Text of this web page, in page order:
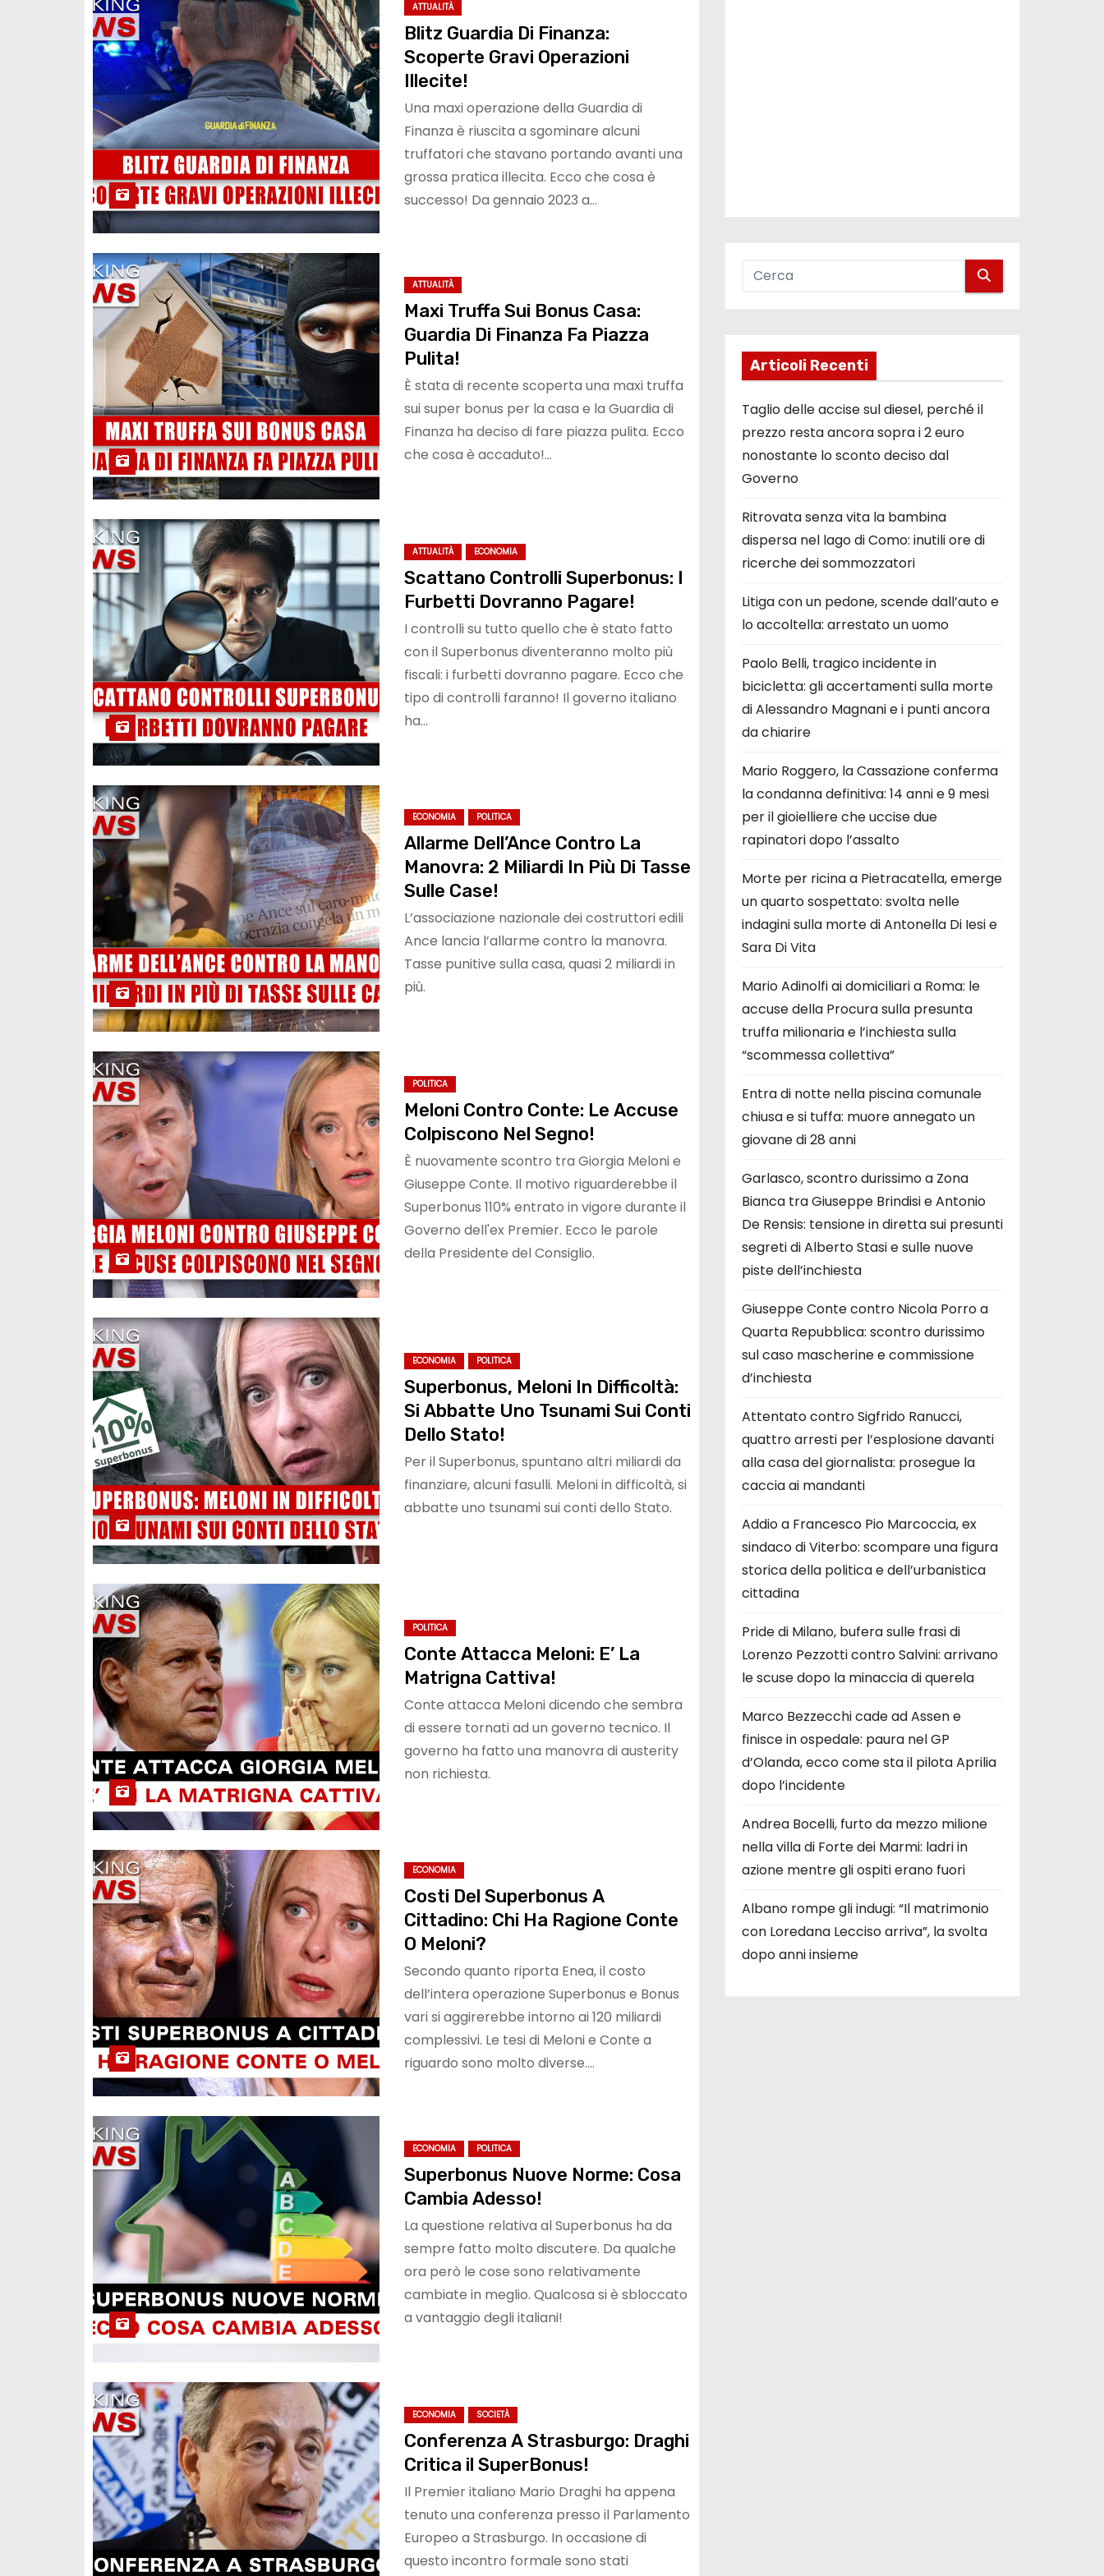
ATTUALITÀ
Blitz Guardia Di Finanza:
Scoperte Gravi Operazioni
Illecite!
Una maxi operazione della Guardia di
Finanza è riuscita a sgominare alcuni
truffatori che stavano portando avanti una
grossa pratica illecita. Ecco che cosa è
successo! Da gennaio 2023 a…
ATTUALITÀ
Maxi Truffa Sui Bonus Casa:
Guardia Di Finanza Fa Piazza
Pulita!
È stata di recente scoperta una maxi truffa
sui super bonus per la casa e la Guardia di
Finanza ha deciso di fare piazza pulita. Ecco
che cosa è accaduto!…
ATTUALITÀ ECONOMIA
Scattano Controlli Superbonus: I
Furbetti Dovranno Pagare!
I controlli su tutto quello che è stato fatto
con il Superbonus diventeranno molto più
fiscali: i furbetti dovranno pagare. Ecco che
tipo di controlli faranno! Il governo italiano
ha…
ECONOMIA POLITICA
Allarme Dell’Ance Contro La
Manovra: 2 Miliardi In Più Di Tasse
Sulle Case!
L’associazione nazionale dei costruttori edili
Ance lancia l’allarme contro la manovra.
Tasse punitive sulla casa, quasi 2 miliardi in
più.
POLITICA
Meloni Contro Conte: Le Accuse
Colpiscono Nel Segno!
È nuovamente scontro tra Giorgia Meloni e
Giuseppe Conte. Il motivo riguarderebbe il
Superbonus 110% entrato in vigore durante il
Governo dell'ex Premier. Ecco le parole
della Presidente del Consiglio.
ECONOMIA POLITICA
Superbonus, Meloni In Difficoltà:
Si Abbatte Uno Tsunami Sui Conti
Dello Stato!
Per il Superbonus, spuntano altri miliardi da
finanziare, alcuni fasulli. Meloni in difficoltà, si
abbatte uno tsunami sui conti dello Stato.
POLITICA
Conte Attacca Meloni: E’ La
Matrigna Cattiva!
Conte attacca Meloni dicendo che sembra
di essere tornati ad un governo tecnico. Il
governo ha fatto una manovra di austerity
non richiesta.
ECONOMIA
Costi Del Superbonus A
Cittadino: Chi Ha Ragione Conte
O Meloni?
Secondo quanto riporta Enea, il costo
dell’intera operazione Superbonus e Bonus
vari si aggirerebbe intorno ai 120 miliardi
complessivi. Le tesi di Meloni e Conte a
riguardo sono molto diverse.…
ECONOMIA POLITICA
Superbonus Nuove Norme: Cosa
Cambia Adesso!
La questione relativa al Superbonus ha da
sempre fatto molto discutere. Da qualche
ora però le cose sono relativamente
cambiate in meglio. Qualcosa si è sbloccato
a vantaggio degli italiani!
ECONOMIA SOCIETÀ
Conferenza A Strasburgo: Draghi
Critica il SuperBonus!
Il Premier italiano Mario Draghi ha appena
tenuto una conferenza presso il Parlamento
Europeo a Strasburgo. In occasione di
questo incontro formale sono stati
Articoli Recenti
Taglio delle accise sul diesel, perché il
prezzo resta ancora sopra i 2 euro
nonostante lo sconto deciso dal
Governo
Ritrovata senza vita la bambina
dispersa nel lago di Como: inutili ore di
ricerche dei sommozzatori
Litiga con un pedone, scende dall’auto e
lo accoltella: arrestato un uomo
Paolo Belli, tragico incidente in
bicicletta: gli accertamenti sulla morte
di Alessandro Magnani e i punti ancora
da chiarire
Mario Roggero, la Cassazione conferma
la condanna definitiva: 14 anni e 9 mesi
per il gioielliere che uccise due
rapinatori dopo l’assalto
Morte per ricina a Pietracatella, emerge
un quarto sospettato: svolta nelle
indagini sulla morte di Antonella Di Iesi e
Sara Di Vita
Mario Adinolfi ai domiciliari a Roma: le
accuse della Procura sulla presunta
truffa milionaria e l’inchiesta sulla
“scommessa collettiva”
Entra di notte nella piscina comunale
chiusa e si tuffa: muore annegato un
giovane di 28 anni
Garlasco, scontro durissimo a Zona
Bianca tra Giuseppe Brindisi e Antonio
De Rensis: tensione in diretta sui presunti
segreti di Alberto Stasi e sulle nuove
piste dell’inchiesta
Giuseppe Conte contro Nicola Porro a
Quarta Repubblica: scontro durissimo
sul caso mascherine e commissione
d’inchiesta
Attentato contro Sigfrido Ranucci,
quattro arresti per l’esplosione davanti
alla casa del giornalista: prosegue la
caccia ai mandanti
Addio a Francesco Pio Marcoccia, ex
sindaco di Viterbo: scompare una figura
storica della politica e dell’urbanistica
cittadina
Pride di Milano, bufera sulle frasi di
Lorenzo Pezzotti contro Salvini: arrivano
le scuse dopo la minaccia di querela
Marco Bezzecchi cade ad Assen e
finisce in ospedale: paura nel GP
d’Olanda, ecco come sta il pilota Aprilia
dopo l’incidente
Andrea Bocelli, furto da mezzo milione
nella villa di Forte dei Marmi: ladri in
azione mentre gli ospiti erano fuori
Albano rompe gli indugi: “Il matrimonio
con Loredana Lecciso arriva”, la svolta
dopo anni insieme